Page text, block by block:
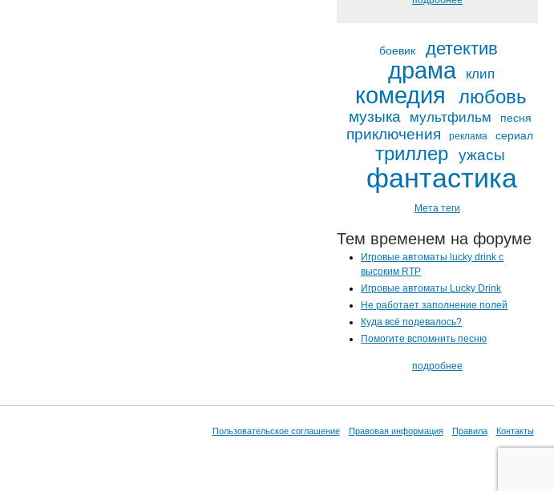
боевик детектив
драма клип
комедия любовь
музыка мультфильм песня
приключения реклама сериал
триллер ужасы
фантастика
Мета теги
Тем временем на форуме
Игровые автоматы lucky drink с
высоким RTP
Игровые автоматы Lucky Drink
Не работает заполнение полей
Куда всё подевалось?
Помогите вспомнить песню
подробнее
Пользовательское соглашение Правовая информация Правила Контакты